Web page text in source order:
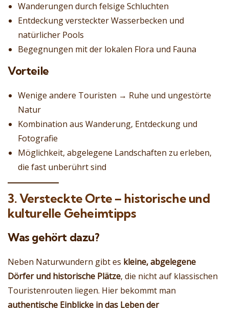
Wanderungen durch felsige Schluchten
Entdeckung versteckter Wasserbecken und
natürlicher Pools
Begegnungen mit der lokalen Flora und Fauna
Vorteile
Wenige andere Touristen → Ruhe und ungestörte
Natur
Kombination aus Wanderung, Entdeckung und
Fotografie
Möglichkeit, abgelegene Landschaften zu erleben,
die fast unberührt sind
3. Versteckte Orte – historische und
kulturelle Geheimtipps
Was gehört dazu?
Neben Naturwundern gibt es kleine, abgelegene
Dörfer und historische Plätze, die nicht auf klassischen
Touristenrouten liegen. Hier bekommt man
authentische Einblicke in das Leben der